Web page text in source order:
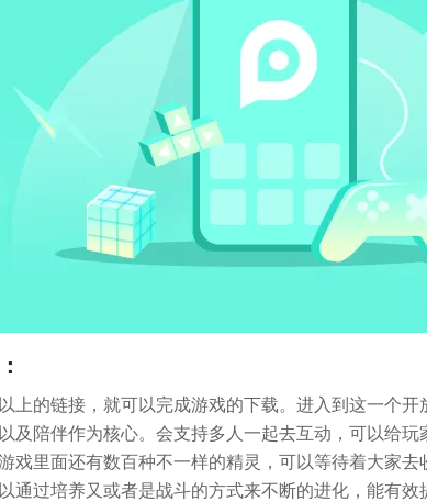
上的链接，就可以完成游戏的下载。进入到这一个
及陪伴作为核心。会支持多人一起去互动，可以给
戏里面还有数百种不一样的精灵，可以等待着大家
通过培养又或者是战斗的方式来不断的进化，能有